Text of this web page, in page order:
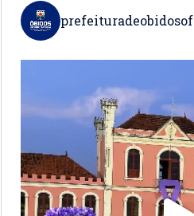
prefeituradeobidosof